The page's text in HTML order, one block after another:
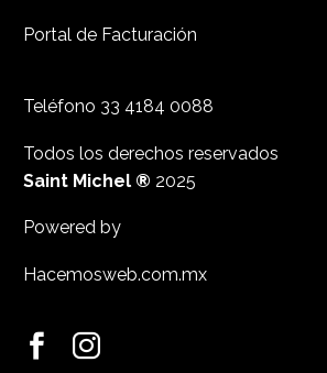
Portal de Facturación
Teléfono 33 4184 0088
Todos los derechos reservados
Saint Michel ® 2025
Powered by
Hacemosweb.com.mx